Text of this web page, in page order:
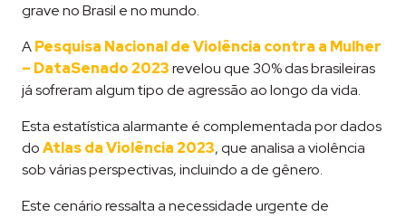
grave no Brasil e no mundo.
APesquisa Nacional de Violência contra a Mulher
– DataSenado 2023revelou que 30% das brasileiras
já sofreram algum tipo de agressão ao longo da vida​​.
Esta estatística alarmante é complementada por dados
doAtlas da Violência 2023, que analisa a violência
sob várias perspectivas, incluindo a de gênero​​.
Este cenário ressalta a necessidade urgente de